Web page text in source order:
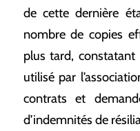
de cette dernière
nombre de copies
plus tard, constatant
utilisé par
contrats et
d’indemnités de